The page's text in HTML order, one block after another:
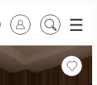
Logga in
Sök
Meny